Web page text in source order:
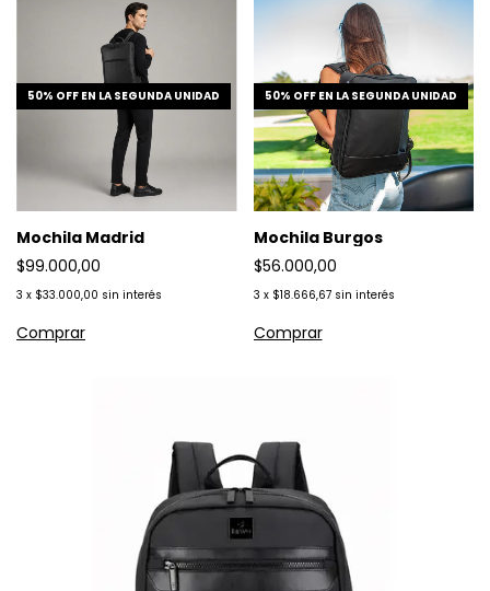
50% OFF EN LA SEGUNDA UNIDAD
Mochila Madrid
$99.000,00
3 x $33.000,00 sin interés
50% OFF EN LA SEGUNDA UNIDAD
Mochila Burgos
$56.000,00
3 x $18.666,67 sin interés